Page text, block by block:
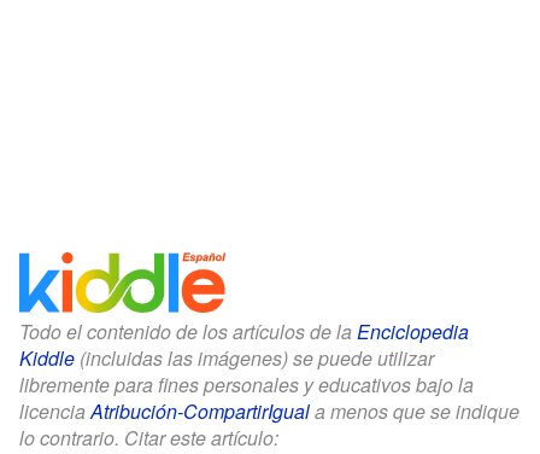
Todo el contenido de los artículos de la Enciclopedia
Kiddle (incluidas las imágenes) se puede utilizar
libremente para fines personales y educativos bajo la
licenciaAtribución-CompartirIguala menos que se indique
lo contrario. Citar este artículo: